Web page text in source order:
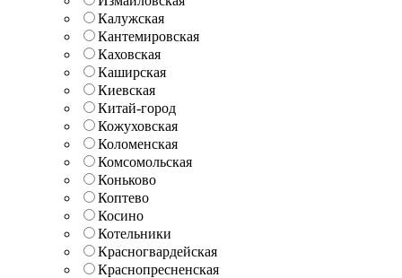
Калужская
Кантемировская
Каховская
Каширская
Киевская
Китай-город
Кожуховская
Коломенская
Комсомольская
Коньково
Коптево
Косино
Котельники
Красногвардейская
Краснопресненская